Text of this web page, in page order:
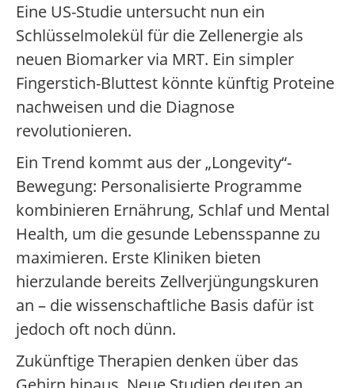
Eine US-Studie untersucht nun ein
Schlüsselmolekül für die Zellenergie als
neuen Biomarker via MRT. Ein simpler
Fingerstich-Bluttest könnte künftig Proteine
nachweisen und die Diagnose
revolutionieren.
Ein Trend kommt aus der „Longevity“-
Bewegung: Personalisierte Programme
kombinieren Ernährung, Schlaf und Mental
Health, um die gesunde Lebensspanne zu
maximieren. Erste Kliniken bieten
hierzulande bereits Zellverjüngungskuren
an – die wissenschaftliche Basis dafür ist
jedoch oft noch dünn.
Zukünftige Therapien denken über das